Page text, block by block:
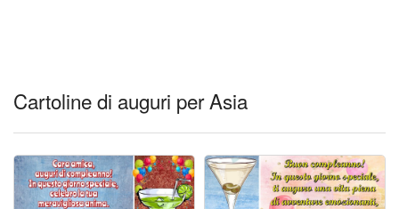
Cartoline di auguri per Asia